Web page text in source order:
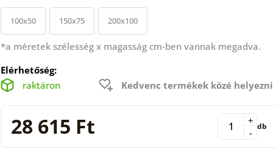
100x50 150x75 200x100
*a méretek szélesség x magasság cm-ben vannak megadva.
Elérhetőség:
raktáron
Kedvenc termékek közé helyezni
28 615 Ft -
+ db